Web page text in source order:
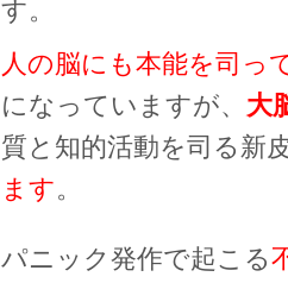
す。
人の脳にも本能を司っ
になっていますが、 大
質と知的活動を司る新
ます。
パニック発作で起こる